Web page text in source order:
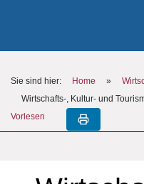
Sie sind hier: Home »
Wirtschafts-, Kultur- und
Vorlesen